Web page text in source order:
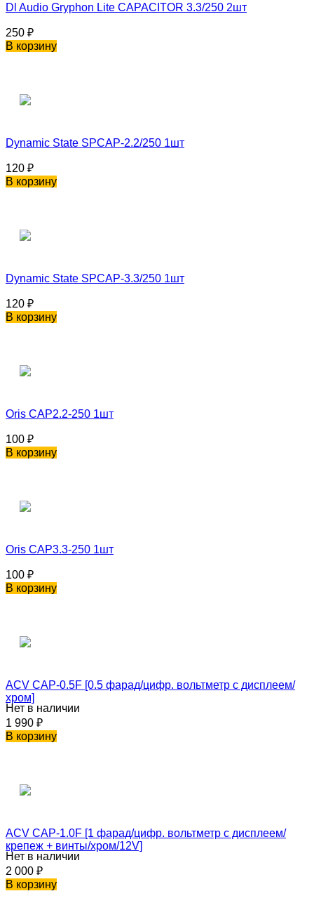
Dl Audio Gryphon Lite CAPACITOR 3.3/250 2шт
250 ₽
В корзину
Dynamic State SPCAP-2.2/250 1шт
120 ₽
В корзину
Dynamic State SPCAP-3.3/250 1шт
120 ₽
В корзину
Oris CAP2.2-250 1шт
100 ₽
В корзину
Oris CAP3.3-250 1шт
100 ₽
В корзину
ACV CAP-0.5F [0.5 фарад/цифр. вольтметр с дисплеем/
хром]
Нет в наличии
1 990 ₽
В корзину
ACV CAP-1.0F [1 фарад/цифр. вольтметр с дисплеем/
крепеж + винты/хром/12V]
Нет в наличии
2 000 ₽
В корзину